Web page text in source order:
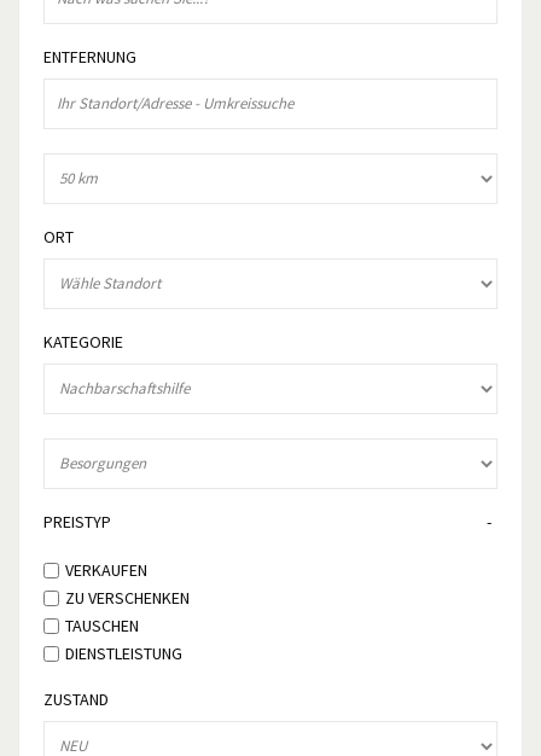
ENTFERNUNG
ORT
KATEGORIE
PREISTYP
VERKAUFEN
ZU VERSCHENKEN
TAUSCHEN
DIENSTLEISTUNG
ZUSTAND